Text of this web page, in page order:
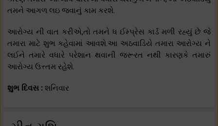
તમને આગળ લઇ જવાનું કામ કરશે.
આરોગ્ય ની વાત કરીએ,તો તમને ધ ઈમ્પ્રેસ કાર્ડ મળી રહ્યું છે જે
તમારા માટે શુભ કહેવામાં આવશે.આ અઠવાડિયે તમારા આરોગ્ય ને
લઈને તમારે વધારે પરેશાન થવાની જરૂરત નથી કારણકે તમારું
આરોગ્ય ઉત્ત્તમ રહેશે.
શુભ દિવસ : શનિવાર